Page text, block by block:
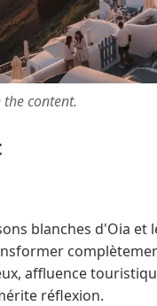
content.
blanches d'Oia
affluence
réflexion.